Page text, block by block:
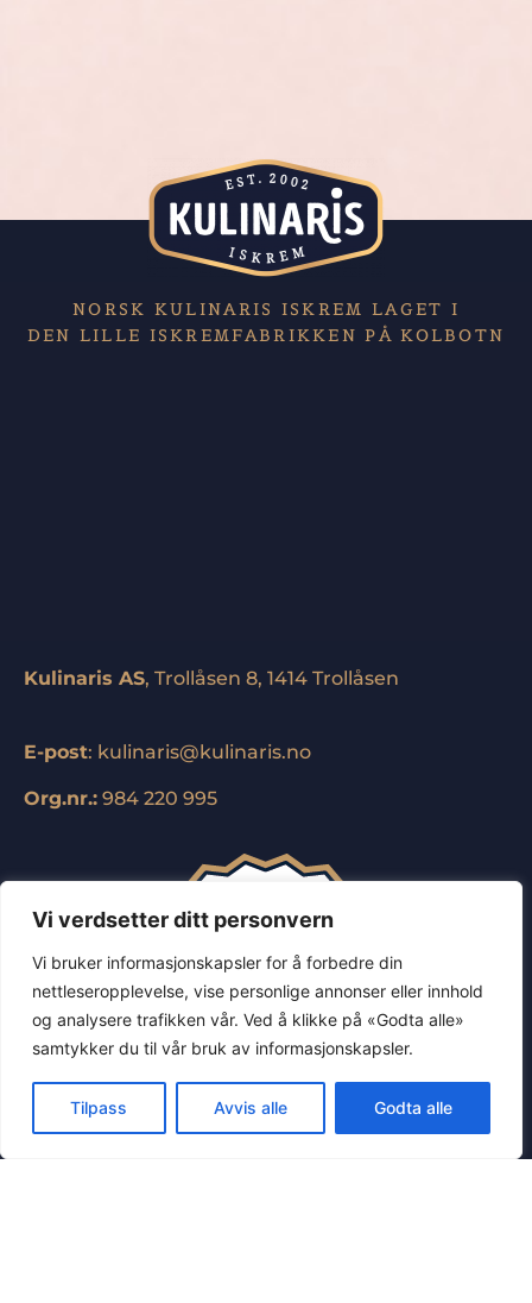
Vi verdsetter ditt personvern
Vi bruker informasjonskapsler for å forbedre din
nettleseropplevelse, vise personlige annonser eller innhold
og analysere trafikken vår. Ved å klikke på «Godta alle»
samtykker du til vår bruk av informasjonskapsler.
Tilpass Avvis alle Godta alle
NORSK KULINARIS ISKREM LAGET I
DEN LILLE ISKREMFABRIKKEN PÅ KOLBOTN
Kulinaris AS, Trollåsen 8, 1414 Trollåsen
E-post: kulinaris@kulinaris.no
Org.nr.: 984 220 995